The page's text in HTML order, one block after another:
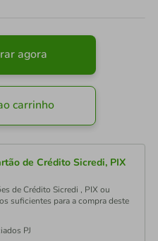
agora
carrinho
de Crédito Sicredi, PIX
de Crédito Sicredi , PIX ou
suficientes para a compra deste
PJ